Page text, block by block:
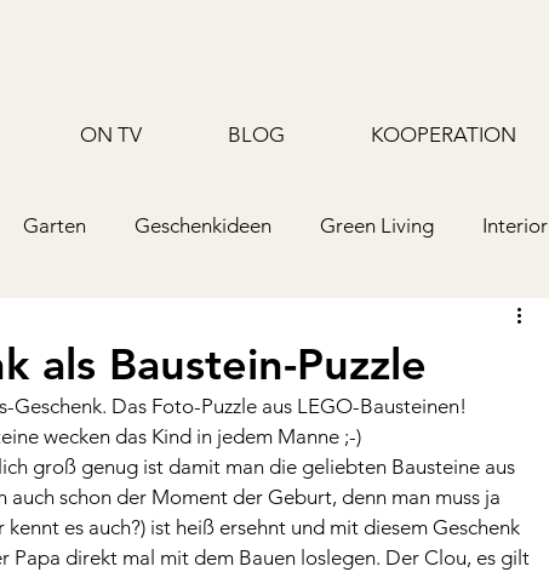
ON TV BLOG KOOPERATION
Garten Geschenkideen Green Living Interior
als Baustein-Puzzle
Geschenk. Das Foto-Puzzle aus LEGO-Bausteinen!
wecken das Kind in jedem Manne ;-)
groß genug ist damit man die geliebten Bausteine aus
schon der Moment der Geburt, denn man muss ja
es auch?) ist heiß ersehnt und mit diesem Geschenk
Papa direkt mal mit dem Bauen loslegen. Der Clou, es gilt